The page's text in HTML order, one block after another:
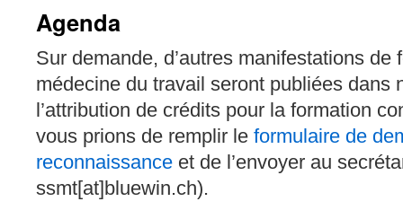
Agenda
Sur demande, d’autres manifestations de
médecine du travail seront publiées dans
l’attribution de crédits pour la formation
vous prions de remplir le formulaire de
reconnaissance et de l’envoyer au
ssmt[at]bluewin.ch).